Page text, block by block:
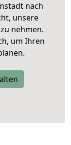
nach
unsere
nehmen.
um Ihren